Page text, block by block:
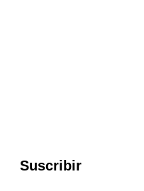
Suscribir